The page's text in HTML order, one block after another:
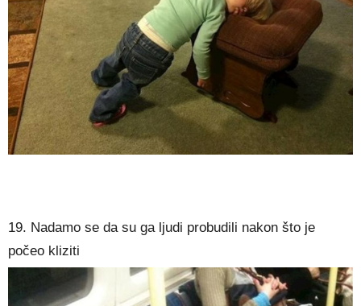
19. Nadamo se da su ga ljudi probudili nakon što je
počeo kliziti